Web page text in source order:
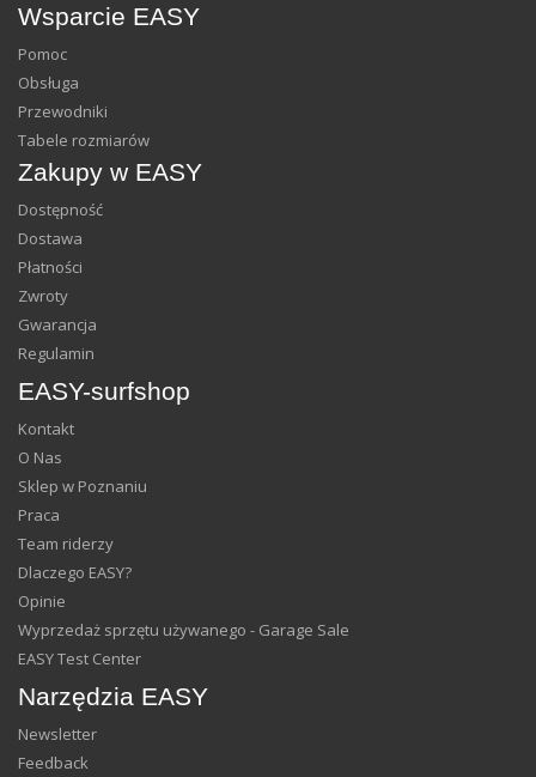
Wsparcie EASY
Pomoc
Obsługa
Przewodniki
Tabele rozmiarów
Zakupy w EASY
Dostępność
Dostawa
Płatności
Zwroty
Gwarancja
Regulamin
EASY-surfshop
Kontakt
O Nas
Sklep w Poznaniu
Praca
Team riderzy
Dlaczego EASY?
Opinie
Wyprzedaż sprzętu używanego - Garage Sale
EASY Test Center
Narzędzia EASY
Newsletter
Feedback